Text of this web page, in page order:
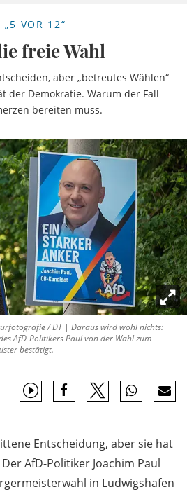
VOR 12“
freie Wahl
aber „betreutes Wählen“
der Demokratie. Warum der Fall
bereiten muss.
/ DT | Daraus wird wohl nichts:
AfD-Politikers Paul von der Wahl zum
bestätigt.
Entscheidung, aber sie hat
AfD-Politiker Joachim Paul
in Ludwigshafen